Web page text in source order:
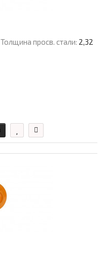
Толщина просв. стали: 2,32